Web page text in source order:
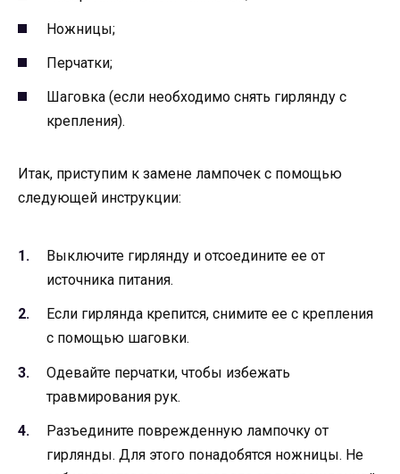
Ножницы;
Перчатки;
Шаговка (если необходимо снять гирлянду с
крепления).
Итак, приступим к замене лампочек с помощью
следующей инструкции:
Выключите гирлянду и отсоедините ее от
источника питания.
Если гирлянда крепится, снимите ее с крепления
с помощью шаговки.
Одевайте перчатки, чтобы избежать
травмирования рук.
Разъедините поврежденную лампочку от
гирлянды. Для этого понадобятся ножницы. Не